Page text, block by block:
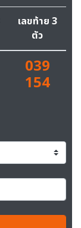
เลขท้าย 3
ตัว
039
154